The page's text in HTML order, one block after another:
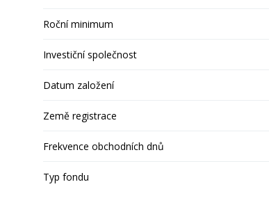
Roční minimum
Investiční společnost
Datum založení
Země registrace
Frekvence obchodních dnů
Typ fondu